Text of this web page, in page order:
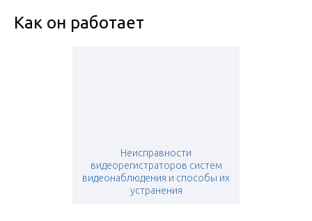
Как он работает
Неисправности
видеорегистраторов систем
видеонаблюдения и способы их
устранения